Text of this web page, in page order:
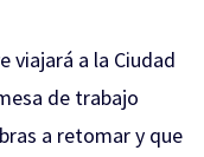
viajará a la Ciudad
de trabajo
a retomar y que